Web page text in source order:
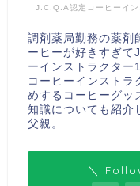
J.C.Q.A認定コーヒーイ
調剤薬局勤務の薬剤
ーヒーが好きすぎて
ーインストラクター
コーヒーインストラ
めするコーヒーグッ
知識についても紹介
父親。
＼